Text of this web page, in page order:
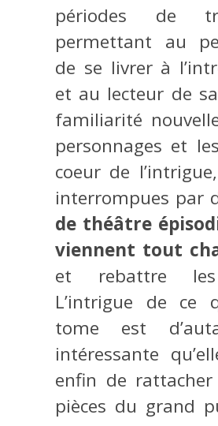
périodes de
permettant au
de se livrer à
et au lecteur de
familiarité
personnages et
coeur de
interrompues par
de théâtre
viennent tout
et rebattre
L’intrigue de ce
tome est
intéressante
enfin de rattacher
pièces du grand